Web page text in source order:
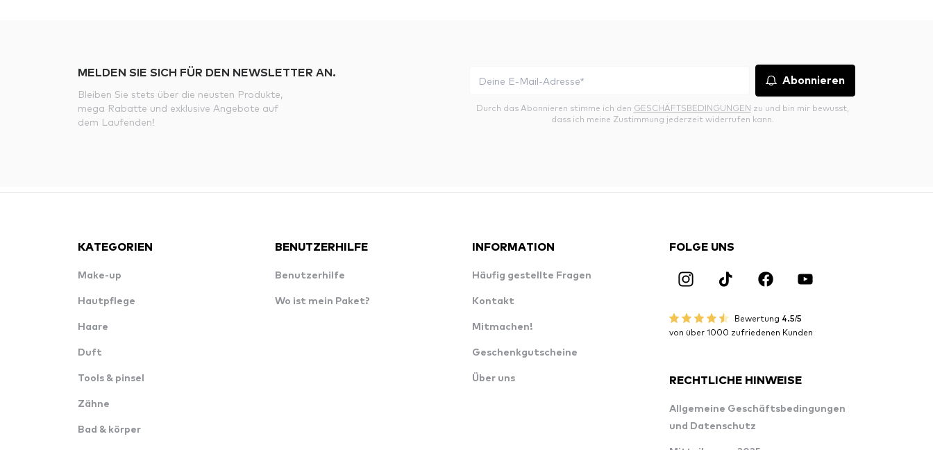
MELDEN SIE SICH FÜR DEN NEWSLETTER AN.
Bleiben Sie stets über die neusten Produkte,
mega Rabatte und exklusive Angebote auf
dem Laufenden!
Abonnieren
Durch das Abonnieren stimme ich den GESCHÄFTSBEDINGUNGEN zu und bin mir bewusst,
dass ich meine Zustimmung jederzeit widerrufen kann.
KATEGORIEN
Make-up
Hautpflege
Haare
Duft
Tools & pinsel
Zähne
Bad & körper
BENUTZERHILFE
Benutzerhilfe
Wo ist mein Paket?
INFORMATION
Häufig gestellte Fragen
Kontakt
Mitmachen!
Geschenkgutscheine
Über uns
FOLGE UNS
Bewertung 4.5/5
von über 1000 zufriedenen Kunden
RECHTLICHE HINWEISE
Allgemeine Geschäftsbedingungen
und Datenschutz